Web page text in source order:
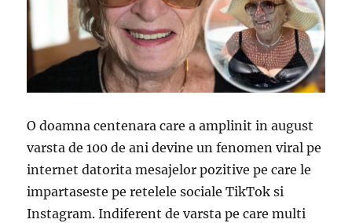
O doamna centenara care a amplinit in august
varsta de 100 de ani devine un fenomen viral pe
internet datorita mesajelor pozitive pe care le
impartaseste pe retelele sociale TikTok si
Instagram. Indiferent de varsta pe care multi